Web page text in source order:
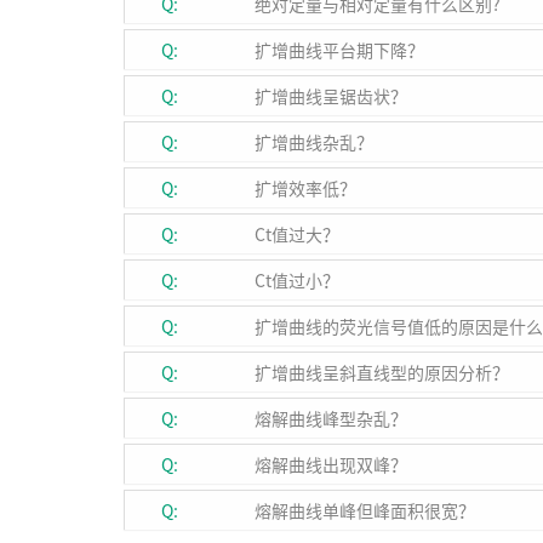
Q:
扩增曲线平台期下降？
Q:
扩增曲线呈锯齿状？
Q:
扩增曲线杂乱？
Q:
扩增效率低？
Q:
Ct值过大？
Q:
Ct值过小？
Q:
扩增曲线的荧光信号值低的原因是什
Q:
扩增曲线呈斜直线型的原因分析？
Q:
熔解曲线峰型杂乱？
Q:
熔解曲线出现双峰？
Q:
熔解曲线单峰但峰面积很宽？